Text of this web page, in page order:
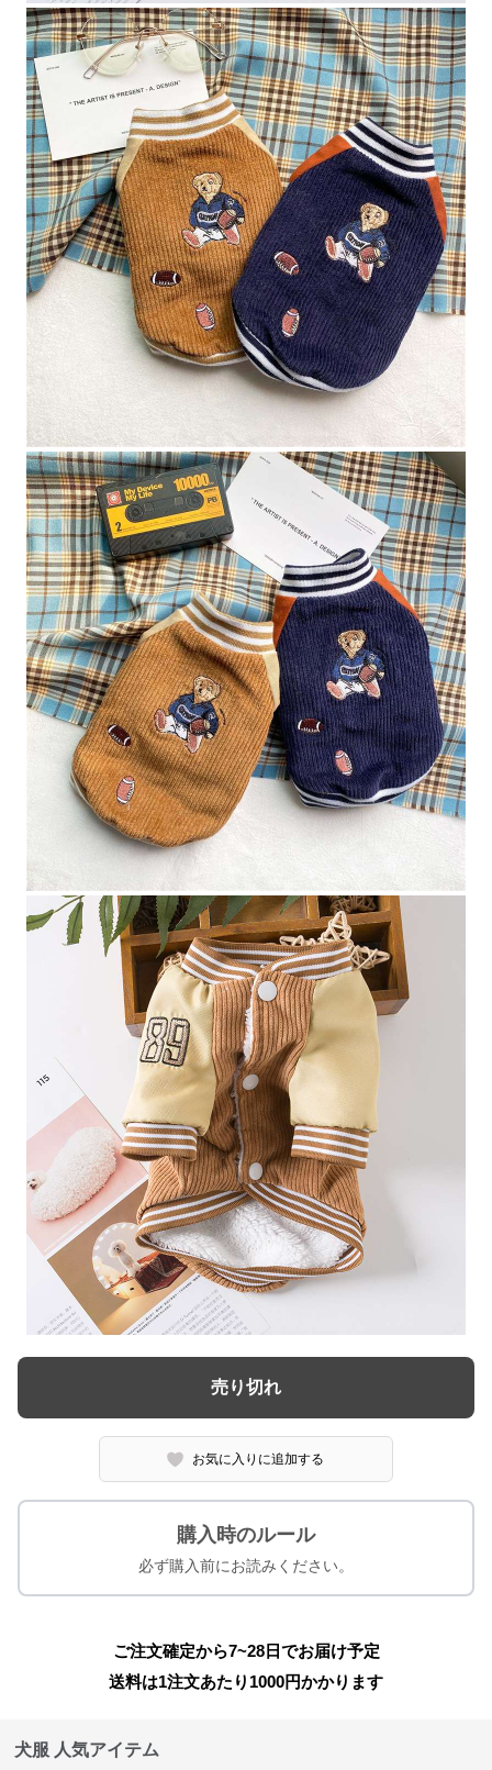
売り切れ
お気に入りに追加する
購入時のルール
必ず購入前にお読みください。
ご注文確定から7~28日でお届け予定
送料は1注文あたり 1000円かかります
犬服 人気アイテム